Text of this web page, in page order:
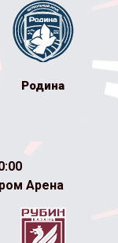
Родина
Арена